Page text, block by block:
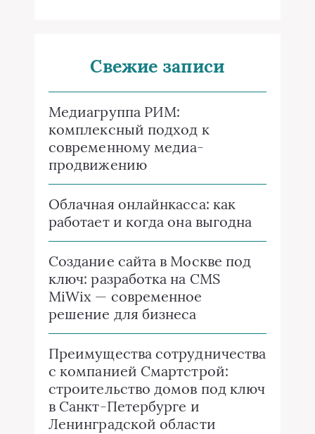
Свежие записи
Медиагруппа РИМ:
комплексный подход к
современному медиа-
продвижению
Облачная онлайнкасса: как
работает и когда она выгодна
Создание сайта в Москве под
ключ: разработка на CMS
MiWix — современное
решение для бизнеса
Преимущества сотрудничества
с компанией Смартстрой:
строительство домов под ключ
в Санкт-Петербурге и
Ленинградской области